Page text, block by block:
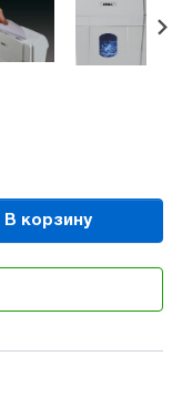
В корзину